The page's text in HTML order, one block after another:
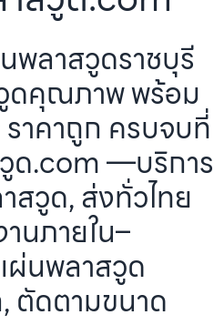
พลาสวูดราชบุรี
ดคุณภาพ พร้อม
ราคาถูก ครบจบที่
ด.com —บริการ
สวูด, ส่งทั่วไทย
นภายใน–
นพลาสวูด
ตัดตามขนาด